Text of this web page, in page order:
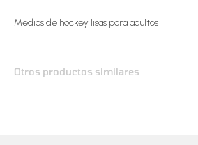
Medias de hockey lisas para adultos